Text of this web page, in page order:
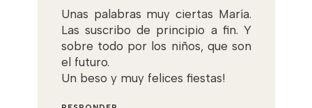
Unas palabras muy ciertas María.
Las suscribo de principio a fin. Y
sobre todo por los niños, que son
el futuro.
Un beso y muy felices fiestas!